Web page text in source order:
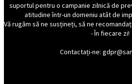
suportul pentru o campanie zilnică de
atitudine într-un domeniu atât de
Vă rugăm să ne susțineți, să ne
- În fiecare zi!
Contactați-ne: